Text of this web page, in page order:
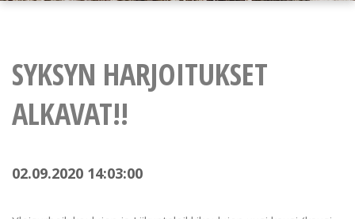
SYKSYN HARJOITUKSET
ALKAVAT!!
02.09.2020 14:03:00